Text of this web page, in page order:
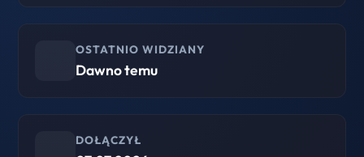
OSTATNIO WIDZIANY
Dawno temu
DOŁĄCZYŁ